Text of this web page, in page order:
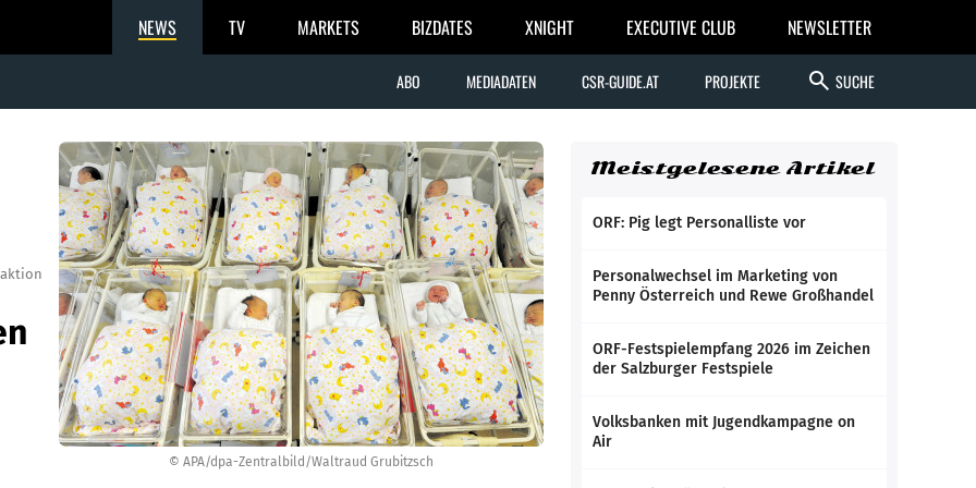
NEWS TV MARKETS BIZDATES XNIGHT EXECUTIVE CLUB NEWSLETTER
ABO MEDIADATEN CSR-GUIDE.AT PROJEKTE search SUCHE
© APA/dpa-Zentralbild/Waltraud Grubitzsch
Meistgelesene Artikel
ORF: Pig legt Personalliste vor
Personalwechsel im Marketing von
Penny Österreich und Rewe Großhandel
ORF-Festspielempfang 2026 im Zeichen
der Salzburger Festspiele
Volksbanken mit Jugendkampagne on
Air